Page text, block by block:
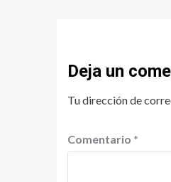
Deja un
Tu dirección de
Comentario *